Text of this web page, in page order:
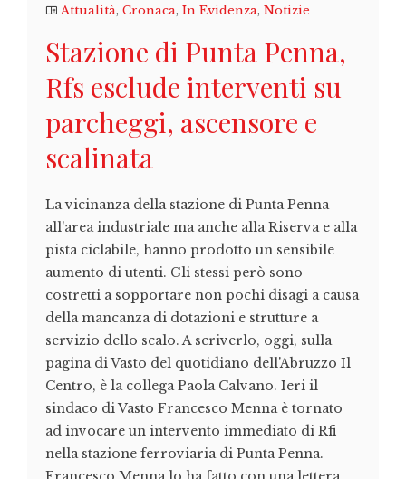
Attualità, Cronaca, In Evidenza, Notizie
Stazione di Punta Penna,
Rfs esclude interventi su
parcheggi, ascensore e
scalinata
La vicinanza della stazione di Punta Penna
all'area industriale ma anche alla Riserva e alla
pista ciclabile, hanno prodotto un sensibile
aumento di utenti. Gli stessi però sono
costretti a sopportare non pochi disagi a causa
della mancanza di dotazioni e strutture a
servizio dello scalo. A scriverlo, oggi, sulla
pagina di Vasto del quotidiano dell'Abruzzo Il
Centro, è la collega Paola Calvano. Ieri il
sindaco di Vasto Francesco Menna è tornato
ad invocare un intervento immediato di Rfi
nella stazione ferroviaria di Punta Penna.